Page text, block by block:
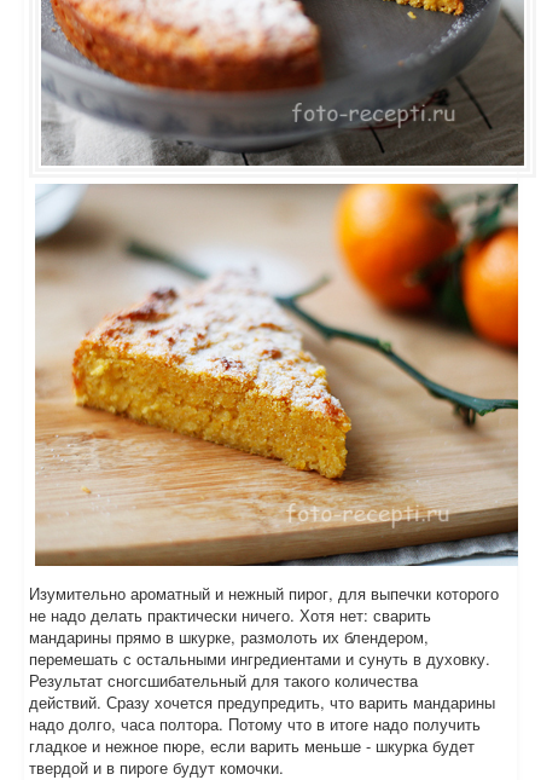
Изумительно ароматный и нежный пирог, для выпечки которого
не надо делать практически ничего. Хотя нет: сварить
мандарины прямо в шкурке, размолоть их блендером,
перемешать с остальными ингредиентами и сунуть в духовку.
Результат сногсшибательный для такого количества
действий. Сразу хочется предупредить, что варить мандарины
надо долго, часа полтора. Потому что в итоге надо получить
гладкое и нежное пюре, если варить меньше - шкурка будет
твердой и в пироге будут комочки.